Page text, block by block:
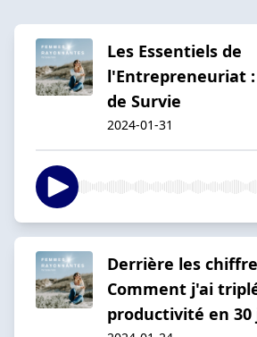
Les Essentiels de
l'Entrepreneuriat
de Survie
2024-01-31
Derrière les
Comment j'ai
productivité en 30